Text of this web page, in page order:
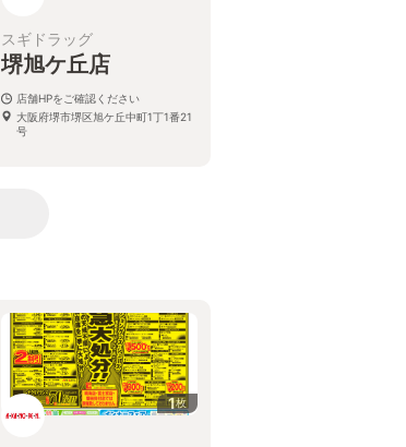
スギドラッグ
堺旭ケ丘店
店舗HPをご確認ください
大阪府堺市堺区旭ケ丘中町1丁1番21
号
1枚